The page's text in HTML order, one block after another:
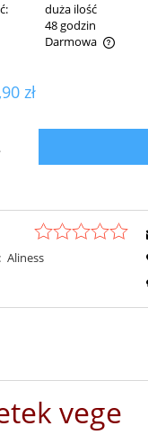
duża ilość
48 godzin
Darmowa
zł
Aliness
vege